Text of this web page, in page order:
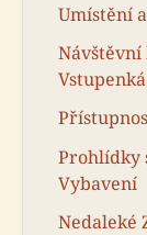
Umístění
Prohlídky
Vybavení
Nedaleké